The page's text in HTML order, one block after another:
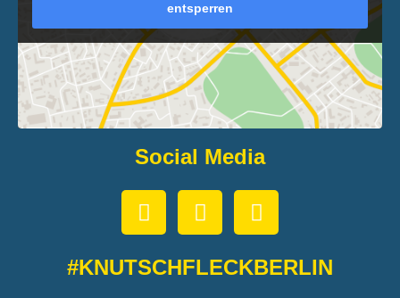
entsperren
Social Media
#KNUTSCHFLECKBERLIN